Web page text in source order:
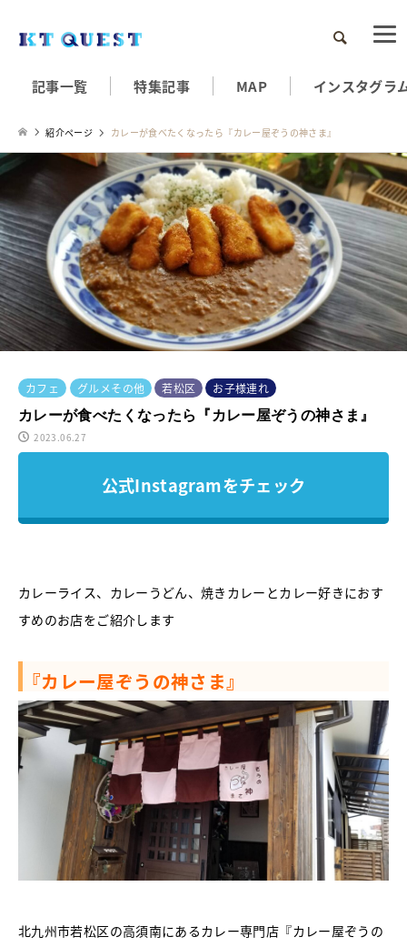
検索
記事一覧 特集記事 MAP インスタグラ
紹介ページ カレーが食べたくなったら『カレー屋ぞうの神さま』
カフェ グルメその他 若松区
お子様連れ
カレーが食べたくなったら『カレー屋ぞうの神さま』
2023.06.27
公式Instagramをチェック
カレーライス、カレーうどん、焼きカレーとカレー好きにおす
すめのお店をご紹介します
『カレー屋ぞうの神さま』
北九州市若松区の高須南にあるカレー専門店『カレー屋ぞうの